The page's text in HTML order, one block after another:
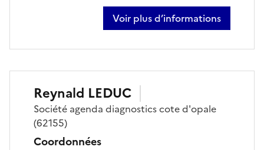
Voir plus d’informations
sur yves tillieux
Reynald LEDUC
Société agenda diagnostics cote d'opale
(62155)
Coordonnées